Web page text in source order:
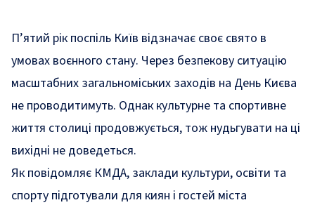
П’ятий рік поспіль Київ відзначає своє свято в
умовах воєнного стану. Через безпекову ситуацію
масштабних загальноміських заходів на День Києва
не проводитимуть. Однак культурне та спортивне
життя столиці продовжується, тож нудьгувати на ці
вихідні не доведеться.
Як повідомляє КМДА, заклади культури, освіти та
спорту підготували для киян і гостей міста